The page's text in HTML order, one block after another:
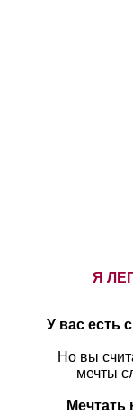
Я
У вас есть
Но вы
мечты
Мечтать